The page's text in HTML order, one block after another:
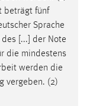
beträgt fünf
Sprache
[...] der Note
die mindestens
werden die
vergeben. (2)